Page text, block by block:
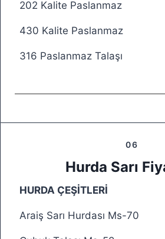
202 Kalite Paslanmaz
430 Kalite Paslanmaz
316 Paslanmaz Talaşı
06
Hurda Sarı
HURDA ÇEŞİTLERİ
Araiş Sarı Hurdası Ms-70